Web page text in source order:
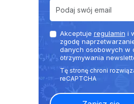
Akceptuje regulamin i
zgodę
danych osobowych w
otrzymywania